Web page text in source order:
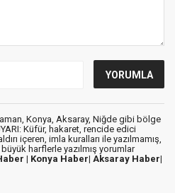
Konya, Aksaray, Niğde gibi bölge
Küfür, hakaret, rencide edici
içeren, imla kuralları ile yazılmamış,
harflerle yazılmış yorumlar
| Konya Haber| Aksaray Haber|